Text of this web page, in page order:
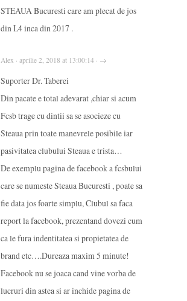
STEAUA Bucuresti care am plecat de jos
din L4 inca din 2017 .
Alex · aprilie 2, 2018 at 13:00:14 · →
Suporter Dr. Taberei
Din pacate e total adevarat ,chiar si acum
Fcsb trage cu dintii sa se asocieze cu
Steaua prin toate manevrele posibile iar
pasivitatea clubului Steaua e trista…
De exemplu pagina de facebook a fcsbului
care se numeste Steaua Bucuresti , poate sa
fie data jos foarte simplu, Clubul sa faca
report la facebook, prezentand dovezi cum
ca le fura indentitatea si propietatea de
brand etc….Dureaza maxim 5 minute!
Facebook nu se joaca cand vine vorba de
lucruri din astea si ar inchide pagina de